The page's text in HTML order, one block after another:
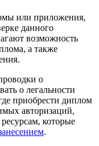
или приложения,
данного
возможность
а также
о
о легальности
приобрести диплом
авторизаций,
которые
.